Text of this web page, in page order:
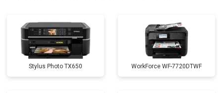
Stylus Photo TX650 WorkForce WF-7720DTWF